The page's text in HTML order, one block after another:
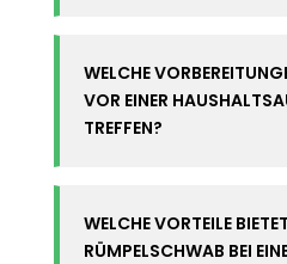
WELCHE
VOR EINER
TREFFEN?
WELCHE VORTEILE BIETET
RÜMPELSCHWAB BEI